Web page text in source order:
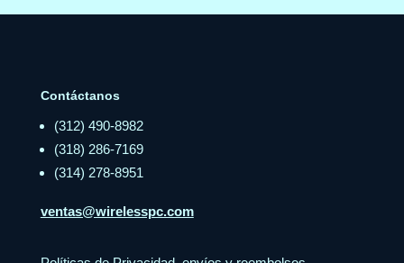
Contáctanos
(312) 490-8982
(318) 286-7169
(314) 278-8951
ventas@wirelesspc.com